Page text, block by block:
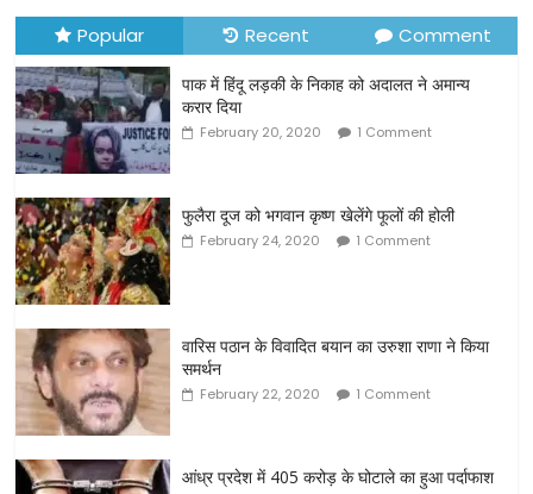
Popular Recent Comment
पाक में हिंदू लड़की के निकाह को अदालत ने अमान्य
करार दिया
February 20, 2020 1 Comment
फुलैरा दूज को भगवान कृष्ण खेलेंगे फूलों की होली
February 24, 2020 1 Comment
वारिस पठान के विवादित बयान का उरुशा राणा ने किया
समर्थन
February 22, 2020 1 Comment
आंध्र प्रदेश में 405 करोड़ के घोटाले का हुआ पर्दाफाश